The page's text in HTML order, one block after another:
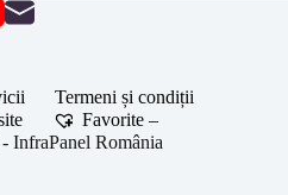
Termeni și condiții
Favorite –
InfraPanel România